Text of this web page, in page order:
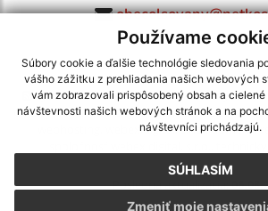
Používame
Súbory cookie a ďalšie technológie sledovania
vášho zážitku z prehliadania našich webových
vám zobrazovali prispôsobený obsah a
návštevnosti našich webových stránok a na
návštevníci prichádzajú.
SÚHLASÍM
Zmeniť moje
využite možnosť získavania aktuálnych
CMS systém (redakčný) systém ECHELON 2,
webex.digital, s.r.o.,domény,
Posledná aktualizácia: